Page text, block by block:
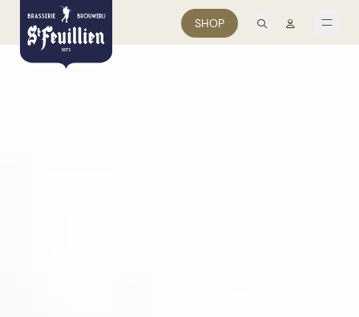
SHOP recherche
Mon